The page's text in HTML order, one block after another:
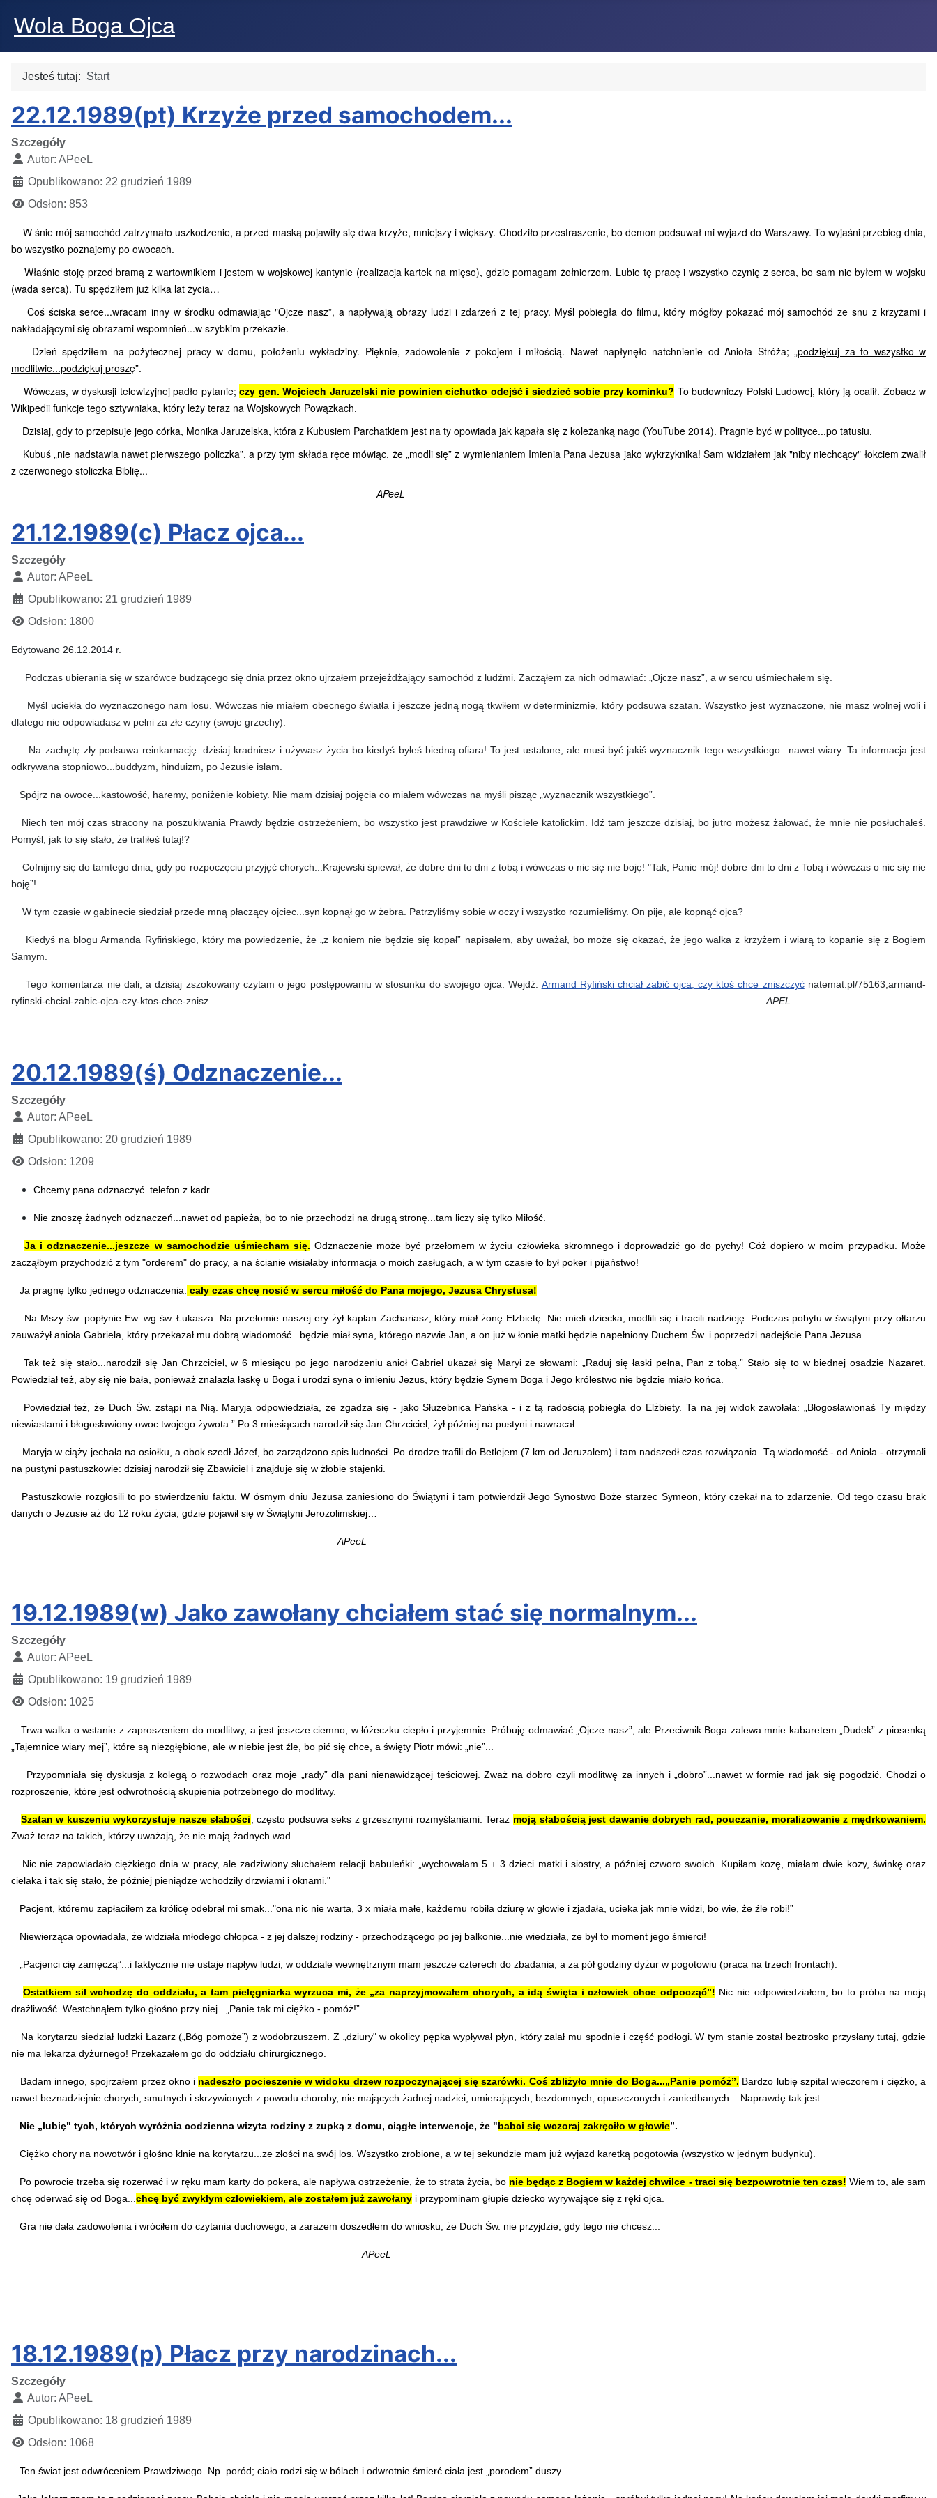
Wola Boga Ojca
Jesteś tutaj: Start
22.12.1989(pt) Krzyże przed samochodem...
Szczegóły
Autor: APeeL
Opublikowano: 22 grudzień 1989
Odsłon: 853
W śnie mój samochód zatrzymało uszkodzenie, a przed maską pojawiły się dwa krzyże, mniejszy i większy. Chodziło przestraszenie, bo demon podsuwał mi wyjazd do Warszawy. To wyjaśni przebieg dnia,
bo wszystko poznajemy po owocach.
Właśnie stoję przed bramą z wartownikiem i jestem w wojskowej kantynie (realizacja kartek na mięso), gdzie pomagam żołnierzom. Lubie tę pracę i wszystko czynię z serca, bo sam nie byłem w wojsku
(wada serca). Tu spędziłem już kilka lat życia…
Coś ściska serce...wracam inny w środku odmawiając "Ojcze nasz”, a napływają obrazy ludzi i zdarzeń z tej pracy. Myśl pobiegła do filmu, który mógłby pokazać mój samochód ze snu z krzyżami i
nakładającymi się obrazami wspomnień...w szybkim przekazie.
Dzień spędziłem na pożytecznej pracy w domu, położeniu wykładziny. Pięknie, zadowolenie z pokojem i miłością. Nawet napłynęło natchnienie od Anioła Stróża; „podziękuj za to wszystko w
modlitwie...podziękuj proszę”.
Wówczas, w dyskusji telewizyjnej padło pytanie;czy gen. Wojciech Jaruzelski nie powinien cichutko odejść i siedzieć sobie przy kominku? To budowniczy Polski Ludowej, który ją ocalił. Zobacz w
Wikipedii funkcje tego sztywniaka, który leży teraz na Wojskowych Powązkach.
Dzisiaj, gdy to przepisuje jego córka, Monika Jaruzelska, która z Kubusiem Parchatkiem jest na ty opowiada jak kąpała się z koleżanką nago (YouTube 2014). Pragnie być w polityce...po tatusiu.
Kubuś „nie nadstawia nawet pierwszego policzka”, a przy tym składa ręce mówiąc, że „modli się” z wymienianiem Imienia Pana Jezusa jako wykrzyknika!Sam widziałem jak "niby niechcący" łokciem zwalił
z czerwonego stoliczka Biblię...
APeeL
21.12.1989(c) Płacz ojca...
Szczegóły
Autor: APeeL
Opublikowano: 21 grudzień 1989
Odsłon: 1800
Edytowano 26.12.2014 r.
Podczas ubierania się w szarówce budzącego się dnia przez okno ujrzałem przejeżdżający samochód z ludźmi. Zacząłem za nich odmawiać: „Ojcze nasz”, a w sercu uśmiechałem się.
Myśl uciekła do wyznaczonego nam losu. Wówczas nie miałem obecnego światła i jeszcze jedną nogą tkwiłem w determinizmie, który podsuwa szatan. Wszystko jest wyznaczone, nie masz wolnej woli i
dlatego nie odpowiadasz w pełni za złe czyny (swoje grzechy).
Na zachętę zły podsuwa reinkarnację: dzisiaj kradniesz i używasz życia bo kiedyś byłeś biedną ofiara! To jest ustalone, ale musi być jakiś wyznacznik tego wszystkiego...nawet wiary. Ta informacja jest
odkrywana stopniowo...buddyzm, hinduizm, po Jezusie islam.
Spójrz na owoce...kastowość, haremy, poniżenie kobiety. Nie mam dzisiaj pojęcia co miałem wówczas na myśli pisząc „wyznacznik wszystkiego”.
Niech ten mój czas stracony na poszukiwania Prawdy będzie ostrzeżeniem, bo wszystko jest prawdziwe w Kościele katolickim. Idź tam jeszcze dzisiaj, bo jutro możesz żałować, że mnie nie posłuchałeś.
Pomyśl; jak to się stało, że trafiłeś tutaj!?
Cofnijmy się do tamtego dnia, gdy po rozpoczęciu przyjęć chorych...Krajewski śpiewał, że dobre dni to dni z tobą i wówczas o nic się nie boję! "Tak, Panie mój! dobre dni to dni z Tobą i wówczas o nic się nie
boję”!
W tym czasie w gabinecie siedział przede mną płaczący ojciec...syn kopnął go w żebra. Patrzyliśmy sobie w oczy i wszystko rozumieliśmy. On pije, ale kopnąć ojca?
Kiedyś na blogu Armanda Ryfińskiego, który ma powiedzenie, że „z koniem nie będzie się kopał” napisałem, aby uważał, bo może się okazać, że jego walka z krzyżem i wiarą to kopanie się z Bogiem
Samym.
Tego komentarza nie dali, a dzisiaj zszokowany czytam o jego postępowaniu w stosunku do swojego ojca. Wejdź: Armand Ryfiński chciał zabić ojca, czy ktoś chce zniszczyćnatemat.pl/75163,armand-
ryfinski-chcial-zabic-ojca-czy-ktos-chce-znisz APEL
20.12.1989(ś) Odznaczenie...
Szczegóły
Autor: APeeL
Opublikowano: 20 grudzień 1989
Odsłon: 1209
Chcemy pana odznaczyć..telefon z kadr.
Nie znoszę żadnych odznaczeń...nawet od papieża, bo to nie przechodzi na drugą stronę...tam liczy się tylko Miłość.
Ja i odznaczenie...jeszcze w samochodzie uśmiecham się. Odznaczenie może być przełomem w życiu człowieka skromnego i doprowadzić go do pychy! Cóż dopiero w moim przypadku. Może
zacząłbym przychodzić z tym "orderem" do pracy, a na ścianie wisiałaby informacja o moich zasługach, a w tym czasie to był poker i pijaństwo!
Ja pragnę tylko jednego odznaczenia: cały czas chcę nosić w sercu miłość do Pana mojego, Jezusa Chrystusa!
Na Mszy św. popłynie Ew. wg św. Łukasza. Na przełomie naszej ery żył kapłan Zachariasz, który miał żonę Elżbietę. Nie mieli dziecka, modlili się i tracili nadzieję. Podczas pobytu w świątyni przy ołtarzu
zauważył anioła Gabriela, który przekazał mu dobrą wiadomość...będzie miał syna, którego nazwie Jan, a on już w łonie matki będzie napełniony Duchem Św. i poprzedzi nadejście Pana Jezusa.
Tak też się stało...narodził się Jan Chrzciciel, w 6 miesiącu po jego narodzeniu anioł Gabriel ukazał się Maryi ze słowami: „Raduj się łaski pełna, Pan z tobą.” Stało się to w biednej osadzie Nazaret.
Powiedział też, aby się nie bała, ponieważ znalazła łaskę u Boga i urodzi syna o imieniu Jezus, który będzie Synem Boga i Jego królestwo nie będzie miało końca.
Powiedział też, że Duch Św. zstąpi na Nią. Maryja odpowiedziała, że zgadza się - jako Służebnica Pańska - i z tą radością pobiegła do Elżbiety. Ta na jej widok zawołała: „Błogosławionaś Ty między
niewiastami i błogosławiony owoc twojego żywota.” Po 3 miesiącach narodził się Jan Chrzciciel, żył później na pustyni i nawracał.
Maryja w ciąży jechała na osiołku, a obok szedł Józef, bo zarządzono spis ludności. Po drodze trafili do Betlejem (7 km od Jeruzalem) i tam nadszedł czas rozwiązania. Tą wiadomość - od Anioła - otrzymali
na pustyni pastuszkowie: dzisiaj narodził się Zbawiciel i znajduje się w żłobie stajenki.
Pastuszkowie rozgłosili to po stwierdzeniu faktu.W ósmym dniu Jezusa zaniesiono do Świątyni i tam potwierdził Jego Synostwo Boże starzec Symeon, który czekał na to zdarzenie.
Od tego czasu brak
danych o Jezusie aż do 12 roku życia, gdzie pojawił się w Świątyni Jerozolimskiej…
APeeL
19.12.1989(w) Jako zawołany chciałem stać się normalnym...
Szczegóły
Autor: APeeL
Opublikowano: 19 grudzień 1989
Odsłon: 1025
Trwa walka o wstanie z zaproszeniem do modlitwy, a jest jeszcze ciemno, w łóżeczku ciepło i przyjemnie. Próbuję odmawiać „Ojcze nasz”, ale Przeciwnik Boga zalewa mnie kabaretem „Dudek” z piosenką
„Tajemnice wiary mej”, które są niezgłębione, ale w niebie jest źle, bo pić się chce, a święty Piotr mówi: „nie”...
Przypomniała się dyskusja z kolegą o rozwodach oraz moje „rady” dla pani nienawidzącej teściowej. Zważ na dobro czyli modlitwę za innych i „dobro”...nawet w formie rad jak się pogodzić. Chodzi o
rozproszenie, które jest odwrotnością skupienia potrzebnego do modlitwy.
Szatan w kuszeniu wykorzystuje nasze słabości , często podsuwa seks z grzesznymi rozmyślaniami. Teraz moją słabością jest dawanie dobrych rad, pouczanie, moralizowanie z mędrkowaniem.
Zważ teraz na takich, którzy uważają, że nie mają żadnych wad.
Nic nie zapowiadało ciężkiego dnia w pracy, ale zadziwiony słuchałem relacji babuleńki: „wychowałam 5 + 3 dzieci matki i siostry, a później czworo swoich. Kupiłam kozę, miałam dwie kozy, świnkę oraz
cielaka i tak się stało, że później pieniądze wchodziły drzwiami i oknami."
Pacjent, któremu zapłaciłem za królicę odebrał mi smak..."ona nic nie warta, 3 x miała małe, każdemu robiła dziurę w głowie i zjadała, ucieka jak mnie widzi, bo wie, że źle robi!”
Niewierząca opowiadała, że widziała młodego chłopca - z jej dalszej rodziny - przechodzącego po jej balkonie...nie wiedziała, że był to moment jego śmierci!
„Pacjenci cię zamęczą”...i faktycznie nie ustaje napływ ludzi, w oddziale wewnętrznym mam jeszcze czterech do zbadania, a za pół godziny dyżur w pogotowiu (praca na trzech frontach).
Ostatkiem sił wchodzę do oddziału, a tam pielęgniarka wyrzuca mi, że „za naprzyjmowałem chorych, a idą święta i człowiek chce odpocząć”! Nic nie odpowiedziałem, bo to próba na moją
drażliwość. Westchnąłem tylko głośno przy niej...„Panie tak mi ciężko - pomóż!”
Na korytarzu siedział ludzki Łazarz („Bóg pomoże”) z wodobrzuszem. Z „dziury" w okolicy pępka wypływał płyn, który zalał mu spodnie i część podłogi. W tym stanie został beztrosko przysłany tutaj, gdzie
nie ma lekarza dyżurnego! Przekazałem go do oddziału chirurgicznego.
Badam innego, spojrzałem przez okno i nadeszło pocieszenie w widoku drzew rozpoczynającej się szarówki. Coś zbliżyło mnie do Boga...„Panie pomóż”. Bardzo lubię szpital wieczorem i ciężko, a
nawet beznadziejnie chorych, smutnych i skrzywionych z powodu choroby, nie mających żadnej nadziei, umierających, bezdomnych, opuszczonych i zaniedbanych... Naprawdę tak jest.
Nie „lubię" tych, których wyróżnia codzienna wizyta rodziny z zupką z domu, ciągłe interwencje, że "babci się wczoraj zakręciło w głowie”.
Ciężko chory na nowotwór i głośno klnie na korytarzu...ze złości na swój los. Wszystko zrobione, a w tej sekundzie mam już wyjazd karetką pogotowia (wszystko w jednym budynku).
Po powrocie trzeba się rozerwać i w ręku mam karty do pokera, ale napływa ostrzeżenie, że to strata życia, bo nie będąc z Bogiem w każdej chwilce - traci się bezpowrotnie ten czas! Wiem to, ale sam
chcę oderwać się od Boga... chcę być zwykłym człowiekiem, ale zostałem już zawołany i przypominam głupie dziecko wyrywające się z ręki ojca.
Gra nie dała zadowolenia i wróciłem do czytania duchowego, a zarazem doszedłem do wniosku, że Duch Św. nie przyjdzie, gdy tego nie chcesz...
APeeL
18.12.1989(p) Płacz przy narodzinach...
Szczegóły
Autor: APeeL
Opublikowano: 18 grudzień 1989
Odsłon: 1068
Ten świat jest odwróceniem Prawdziwego. Np. poród; ciało rodzi się w bólach i odwrotnie śmierć ciała jest „porodem” duszy.